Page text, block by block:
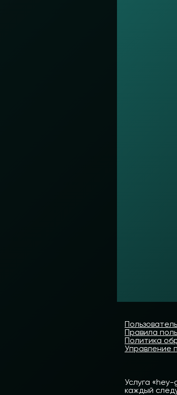
Правила
Политика
Управление
Услуга
каждый